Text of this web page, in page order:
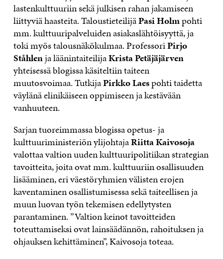
lastenkulttuuriin sekä julkisen rahan jakamiseen
liittyviä haasteita. TaloustieteilijäPasi Holmpohti
mm. kulttuuripalveluiden asiakaslähtöisyyttä, ja
toki myös talousnäkökulmaa. ProfessoriPirjo
Ståhlenja läänintaiteilijaKrista Petäjäjärven
yhteisessä blogissa käsiteltiin taiteen
muutosvoimaa. TutkijaPirkko Laespohti taidetta
väylänä elinikäiseen oppimiseen ja kestävään
vanhuuteen.
Sarjan tuoreimmassa blogissa opetus- ja
kulttuuriministeriön ylijohtajaRiitta Kaivosoja
valottaa valtion uuden kulttuuripolitiikan strategian
tavoitteita, joita ovat mm. kulttuuriin osallisuuden
lisääminen, eri väestöryhmien välisten erojen
kaventaminen osallistumisessa sekä taiteellisen ja
muun luovan työn tekemisen edellytysten
parantaminen. ”Valtion keinot tavoitteiden
toteuttamiseksi ovat lainsäädännön, rahoituksen ja
ohjauksen kehittäminen”, Kaivosoja toteaa.